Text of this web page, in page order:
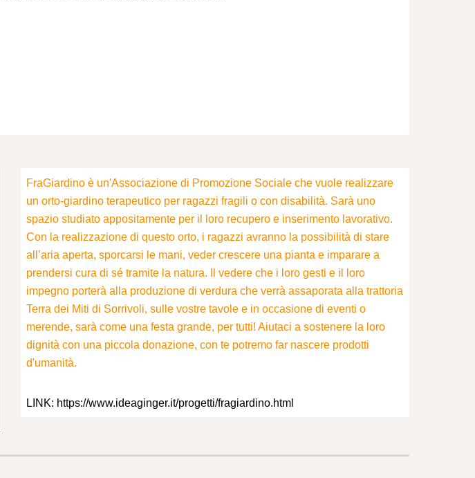
FraGiardino è un'Associazione di Promozione Sociale che vuole realizzare
un orto-giardino terapeutico per ragazzi fragili o con disabilità. Sarà uno
spazio studiato appositamente per il loro recupero e inserimento lavorativo.
Con la realizzazione di questo orto, i ragazzi avranno la possibilità di stare
all’aria aperta, sporcarsi le mani, veder crescere una pianta e imparare a
prendersi cura di sé tramite la natura. Il vedere che i loro gesti e il loro
impegno porterà alla produzione di verdura che verrà assaporata alla trattoria
Terra dei Miti di Sorrivoli, sulle vostre tavole e in occasione di eventi o
merende, sarà come una festa grande, per tutti! Aiutaci a sostenere la loro
dignità con una piccola donazione, con te potremo far nascere prodotti
d'umanità.
LINK: https://www.ideaginger.it/progetti/fragiardino.html